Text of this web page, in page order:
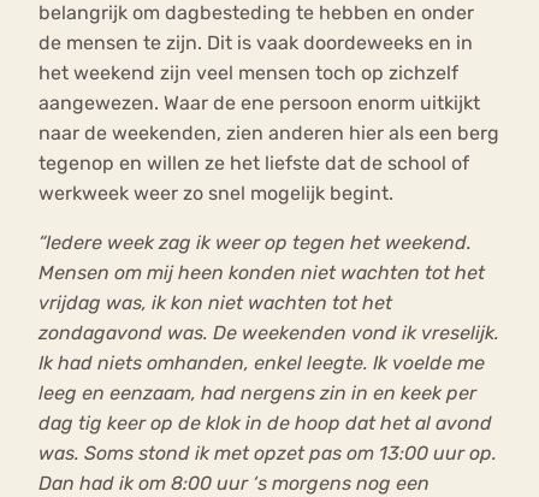
belangrijk om dagbesteding te hebben en onder
de mensen te zijn. Dit is vaak doordeweeks en in
het weekend zijn veel mensen toch op zichzelf
aangewezen. Waar de ene persoon enorm uitkijkt
naar de weekenden, zien anderen hier als een berg
tegenop en willen ze het liefste dat de school of
werkweek weer zo snel mogelijk begint.
“Iedere week zag ik weer op tegen het weekend.
Mensen om mij heen konden niet wachten tot het
vrijdag was, ik kon niet wachten tot het
zondagavond was. De weekenden vond ik vreselijk.
Ik had niets omhanden, enkel leegte. Ik voelde me
leeg en eenzaam, had nergens zin in en keek per
dag tig keer op de klok in de hoop dat het al avond
was. Soms stond ik met opzet pas om 13:00 uur op.
Dan had ik om 8:00 uur ‘s morgens nog een